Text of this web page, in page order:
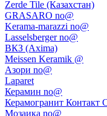
Zerde Tile (Казахстан)
GRASARO no@
Kerama-marazzi no@
Lasselsberger no@
ВКЗ (Axima)
Meissen Keramik @
Азори no@
Laparet
Керамин no@
Керамогранит Контакт
Мозаика no@